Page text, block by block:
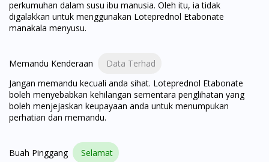
DoctorOnCall Singapore ?
No, please do not redirect me
perkumuhan dalam susu ibu manusia. Oleh itu, ia tidak
digalakkan untuk menggunakan Loteprednol Etabonate
manakala menyusu.
Memandu Kenderaan
Data Terhad
Jangan memandu kecuali anda sihat. Loteprednol Etabonate
boleh menyebabkan kehilangan sementara penglihatan yang
boleh menjejaskan keupayaan anda untuk menumpukan
perhatian dan memandu.
Buah Pinggang
Selamat